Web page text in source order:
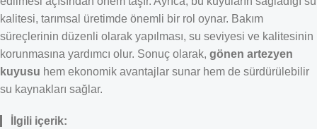
kalitesi, tarımsal üretimde önemli bir rol oynar. Bakım
süreçlerinin düzenli olarak yapılması, su seviyesi ve kalitesinin
korunmasına yardımcı olur. Sonuç olarak, gönen artezyen
kuyusu hem ekonomik avantajlar sunar hem de sürdürülebilir
su kaynakları sağlar.
İlgili içerik: